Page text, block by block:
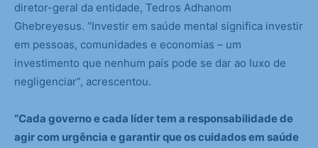
diretor-geral da entidade, Tedros Adhanom
Ghebreyesus. “Investir em saúde mental significa investir
em pessoas, comunidades e economias – um
investimento que nenhum país pode se dar ao luxo de
negligenciar”, acrescentou.
“Cada governo e cada líder tem a responsabilidade de
agir com urgência e garantir que os cuidados em saúde